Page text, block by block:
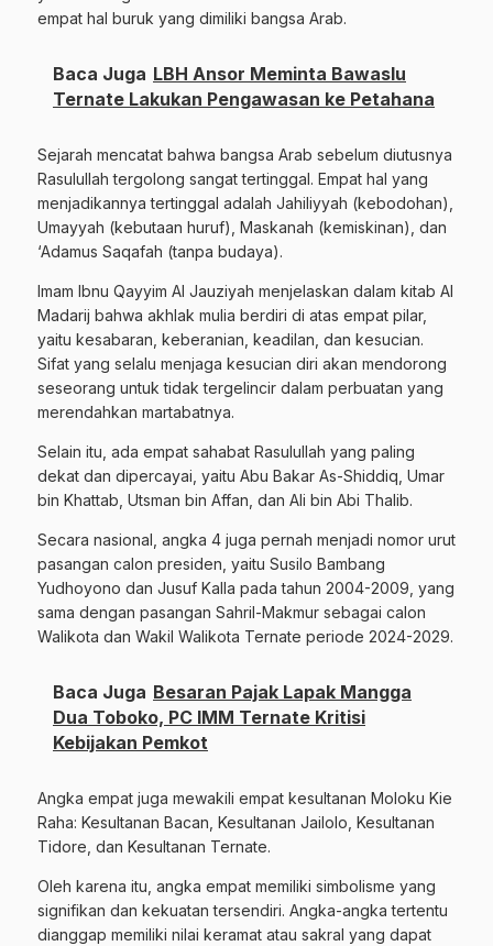
empat hal buruk yang dimiliki bangsa Arab.
Baca Juga LBH Ansor Meminta Bawaslu
Ternate Lakukan Pengawasan ke Petahana
Sejarah mencatat bahwa bangsa Arab sebelum diutusnya
Rasulullah tergolong sangat tertinggal. Empat hal yang
menjadikannya tertinggal adalah Jahiliyyah (kebodohan),
Umayyah (kebutaan huruf), Maskanah (kemiskinan), dan
‘Adamus Saqafah (tanpa budaya).
Imam Ibnu Qayyim Al Jauziyah menjelaskan dalam kitab Al
Madarij bahwa akhlak mulia berdiri di atas empat pilar,
yaitu kesabaran, keberanian, keadilan, dan kesucian.
Sifat yang selalu menjaga kesucian diri akan mendorong
seseorang untuk tidak tergelincir dalam perbuatan yang
merendahkan martabatnya.
Selain itu, ada empat sahabat Rasulullah yang paling
dekat dan dipercayai, yaitu Abu Bakar As-Shiddiq, Umar
bin Khattab, Utsman bin Affan, dan Ali bin Abi Thalib.
Secara nasional, angka 4 juga pernah menjadi nomor urut
pasangan calon presiden, yaitu Susilo Bambang
Yudhoyono dan Jusuf Kalla pada tahun 2004-2009, yang
sama dengan pasangan Sahril-Makmur sebagai calon
Walikota dan Wakil Walikota Ternate periode 2024-2029.
Baca Juga Besaran Pajak Lapak Mangga
Dua Toboko, PC IMM Ternate Kritisi
Kebijakan Pemkot
Angka empat juga mewakili empat kesultanan Moloku Kie
Raha: Kesultanan Bacan, Kesultanan Jailolo, Kesultanan
Tidore, dan Kesultanan Ternate.
Oleh karena itu, angka empat memiliki simbolisme yang
signifikan dan kekuatan tersendiri. Angka-angka tertentu
dianggap memiliki nilai keramat atau sakral yang dapat